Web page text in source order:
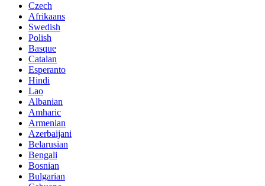
Czech
Afrikaans
Swedish
Polish
Basque
Catalan
Esperanto
Hindi
Lao
Albanian
Amharic
Armenian
Azerbaijani
Belarusian
Bengali
Bosnian
Bulgarian